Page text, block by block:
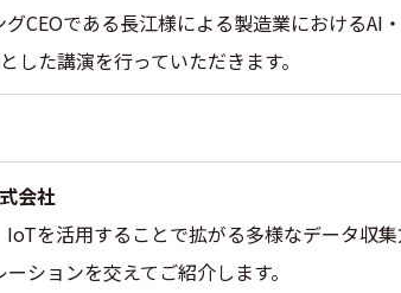
CEOである長江様による製造業におけるAI・
した講演を行っていただきます。
会社
を活用することで拡がる多様なデータ収
ションを交えてご紹介します。